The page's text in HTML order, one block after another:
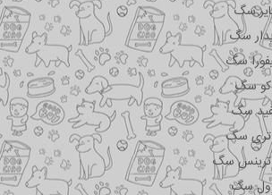
سگ
سگ
سگ
سگ
سگ
سگ
سگ
سگ